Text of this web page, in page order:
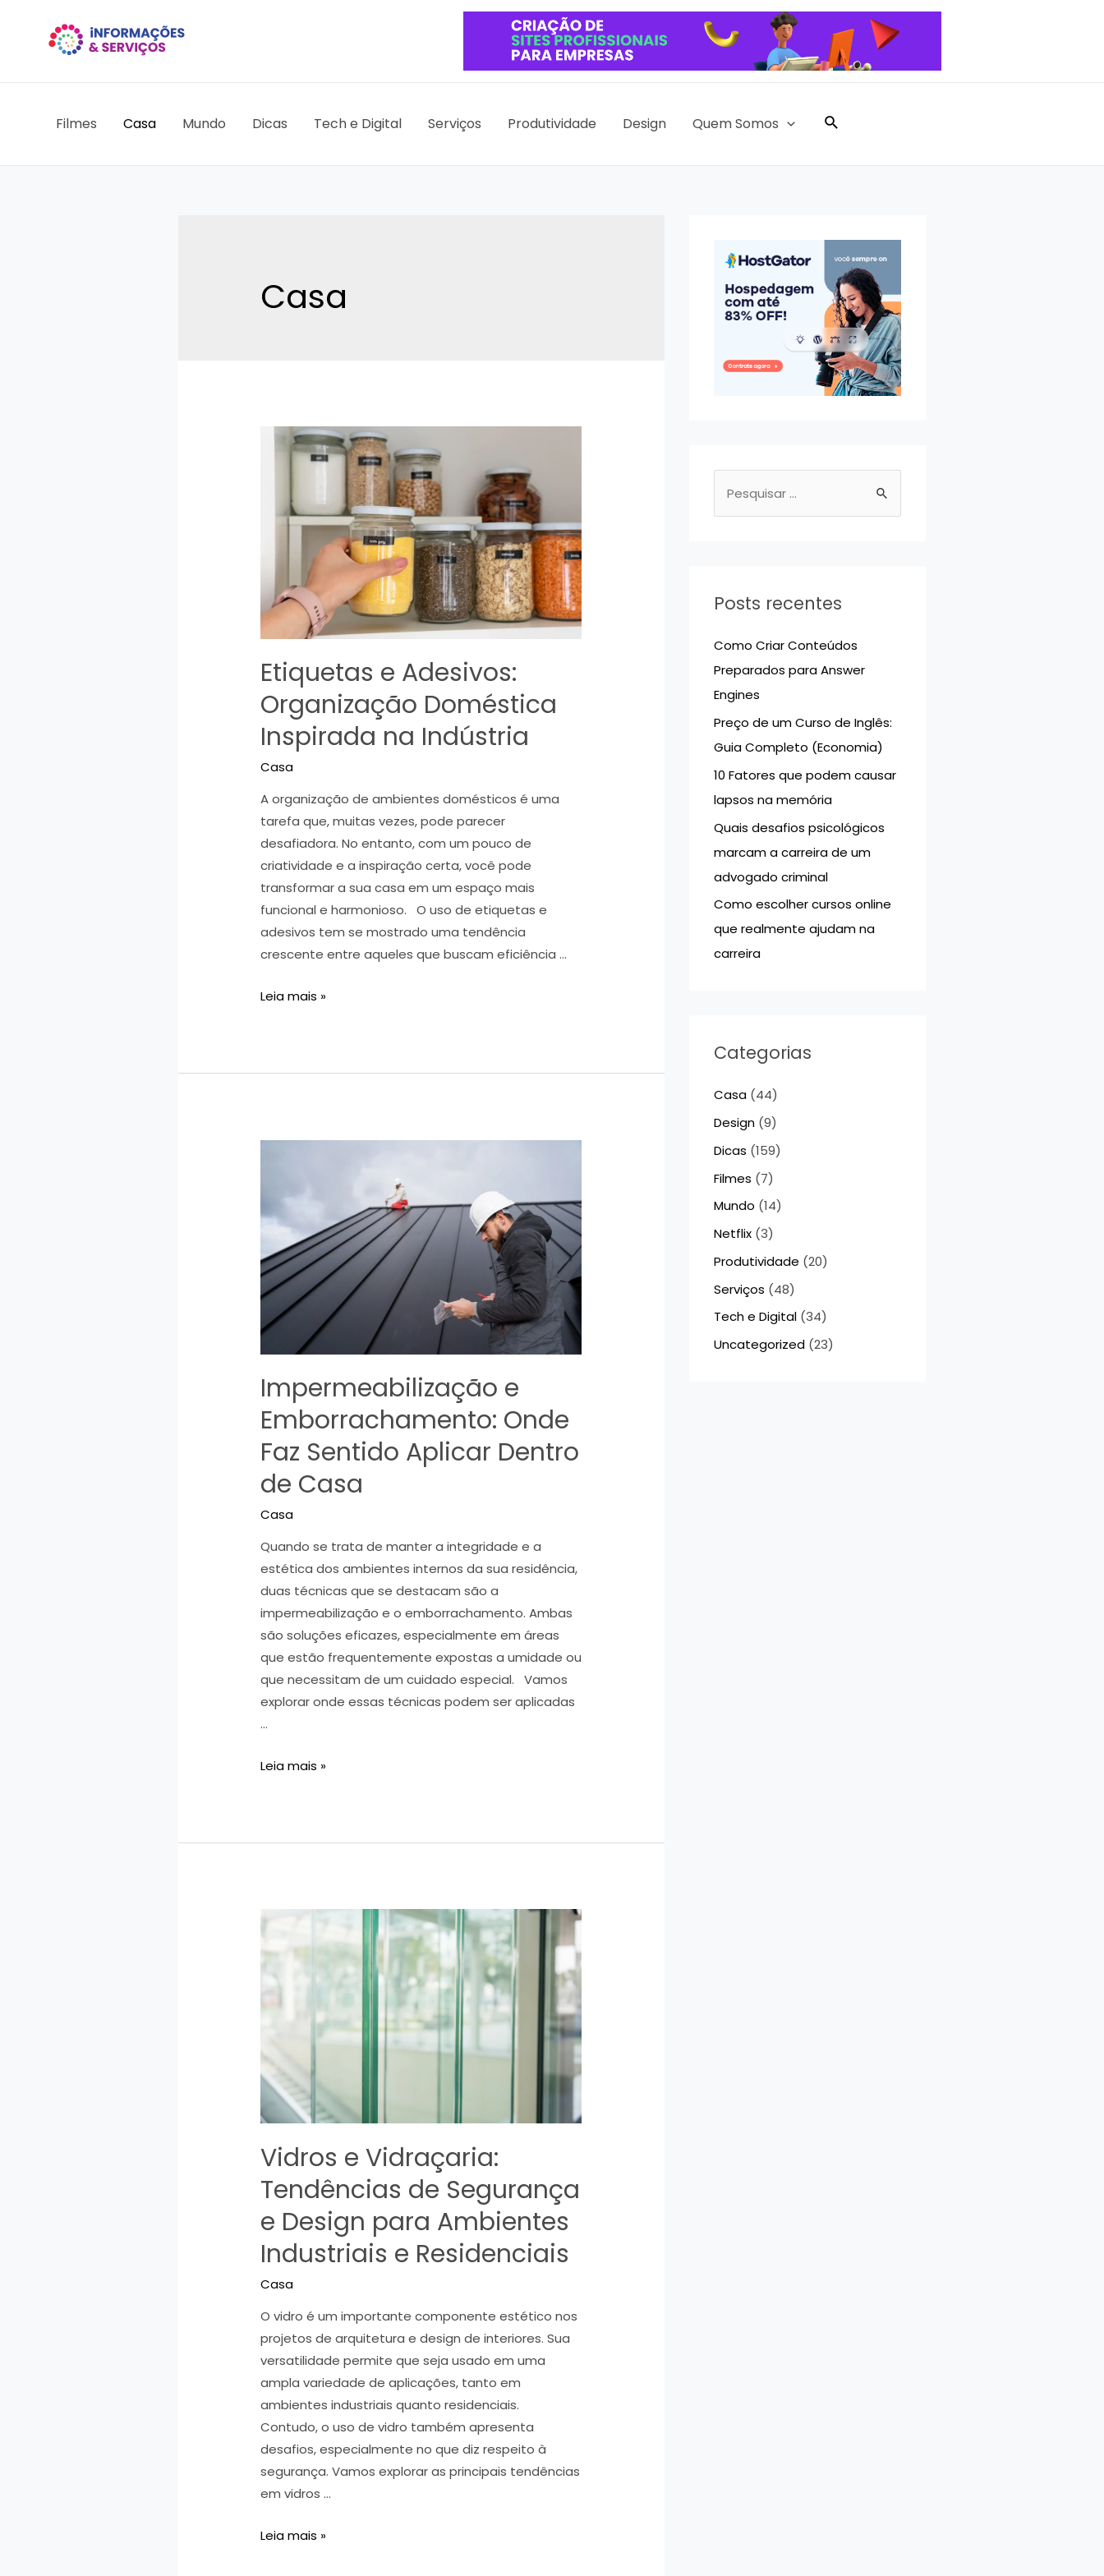
Filmes Casa Mundo Dicas Tech e Digital Serviços Produtividade Design Quem Somos Pesquisar
Casa
Etiquetas e Adesivos:
Organização Doméstica
Inspirada na Indústria
Casa
A organização de ambientes domésticos é uma
tarefa que, muitas vezes, pode parecer
desafiadora. No entanto, com um pouco de
criatividade e a inspiração certa, você pode
transformar a sua casa em um espaço mais
funcional e harmonioso. O uso de etiquetas e
adesivos tem se mostrado uma tendência
crescente entre aqueles que buscam eficiência …
Etiquetas
Leia mais »
Impermeabilização e
Emborrachamento: Onde
Faz Sentido Aplicar Dentro
de Casa
Casa
Quando se trata de manter a integridade e a
estética dos ambientes internos da sua residência,
duas técnicas que se destacam são a
impermeabilização e o emborrachamento. Ambas
são soluções eficazes, especialmente em áreas
que estão frequentemente expostas a umidade ou
que necessitam de um cuidado especial. Vamos
explorar onde essas técnicas podem ser aplicadas
…
Impermeabilização
Dentro
Casa
Leia mais »
Vidros e Vidraçaria:
Tendências de Segurança
e Design para Ambientes
Industriais e Residenciais
Casa
O vidro é um importante componente estético nos
projetos de arquitetura e design de interiores. Sua
versatilidade permite que seja usado em uma
ampla variedade de aplicações, tanto em
ambientes industriais quanto residenciais.
Contudo, o uso de vidro também apresenta
desafios, especialmente no que diz respeito à
segurança. Vamos explorar as principais tendências
em vidros …
Vidros
Leia mais »
a
r
p
o
r
:
Posts recentes
Como Criar Conteúdos
Preparados para Answer
Engines
Preço de um Curso de Inglês:
Guia Completo (Economia)
10 Fatores que podem causar
lapsos na memória
Quais desafios psicológicos
marcam a carreira de um
advogado criminal
Como escolher cursos online
que realmente ajudam na
carreira
Categorias
Casa(44)
Design(9)
Dicas (159)
Filmes (7)
Mundo (14)
Netflix(3)
Produtividade (20)
Serviços (48)
Tech e Digital(34)
Uncategorized(23)